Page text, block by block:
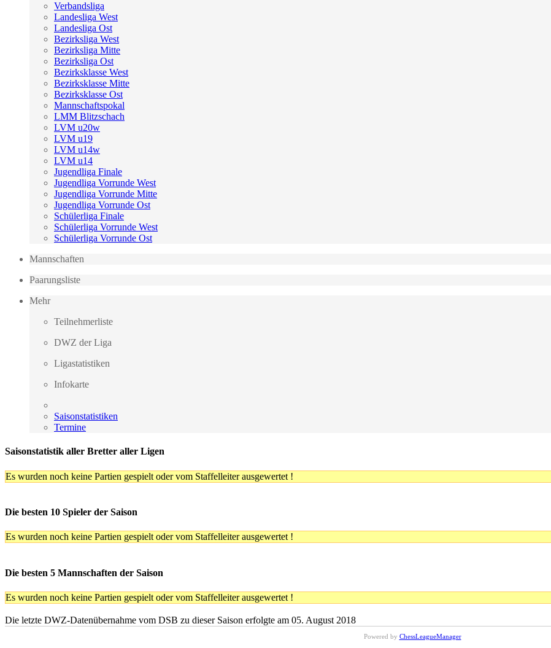
Verbandsliga
Landesliga West
Landesliga Ost
Bezirksliga West
Bezirksliga Mitte
Bezirksliga Ost
Bezirksklasse West
Bezirksklasse Mitte
Bezirksklasse Ost
Mannschaftspokal
LMM Blitzschach
LVM u20w
LVM u19
LVM u14w
LVM u14
Jugendliga Finale
Jugendliga Vorrunde West
Jugendliga Vorrunde Mitte
Jugendliga Vorrunde Ost
Schülerliga Finale
Schülerliga Vorrunde West
Schülerliga Vorrunde Ost
Mannschaften
Paarungsliste
Mehr
Teilnehmerliste
DWZ der Liga
Ligastatistiken
Infokarte
Saisonstatistiken
Termine
Saisonstatistik aller Bretter aller Ligen
Es wurden noch keine Partien gespielt oder vom Staffelleiter ausgewertet !
Die besten 10 Spieler der Saison
Es wurden noch keine Partien gespielt oder vom Staffelleiter ausgewertet !
Die besten 5 Mannschaften der Saison
Es wurden noch keine Partien gespielt oder vom Staffelleiter ausgewertet !
Die letzte DWZ-Datenübernahme vom DSB zu dieser Saison erfolgte am 05. August 2018
Powered by ChessLeagueManager